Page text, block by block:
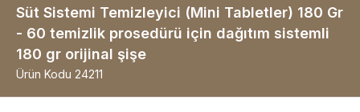
Süt Sistemi Temizleyici (Mini Tabletler) 180 Gr
- 60 temizlik prosedürü için dağıtım sistemli
180 gr orijinal şişe
Ürün Kodu 24211